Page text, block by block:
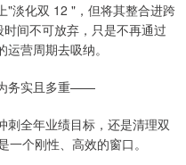
"淡化双 12 "，但将其整合进跨
间不可放弃，只是不再通过
营周期去吸纳。
务实且多重——
刺全年业绩目标，还是清理双
个刚性、高效的窗口。